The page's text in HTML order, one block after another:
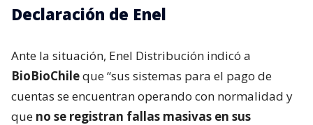
Declaración de Enel
Ante la situación, Enel Distribución indicó a
BioBioChileque “sus sistemas para el pago de
cuentas se encuentran operando con normalidad y
que no se registran fallas masivas en sus